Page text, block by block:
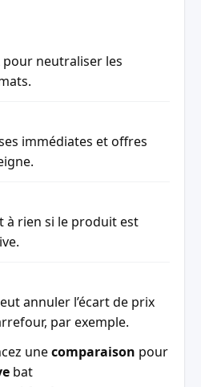
pour neutraliser les
immédiates et offres
à rien si le produit est
annuler l’écart de prix
par exemple.
unecomparaison pour
bat